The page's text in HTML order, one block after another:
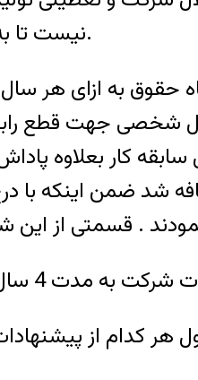
نیست تا به او پرداخت شود.
سال 1389 پایان کار کارگران قراردادی و پیمانکار اعلام شده در مقابل
شخصی جهت قطع
موصوف و دریافت 4 ماه حقوق بازای هر سال
بجای آن اضافه شد ضمن